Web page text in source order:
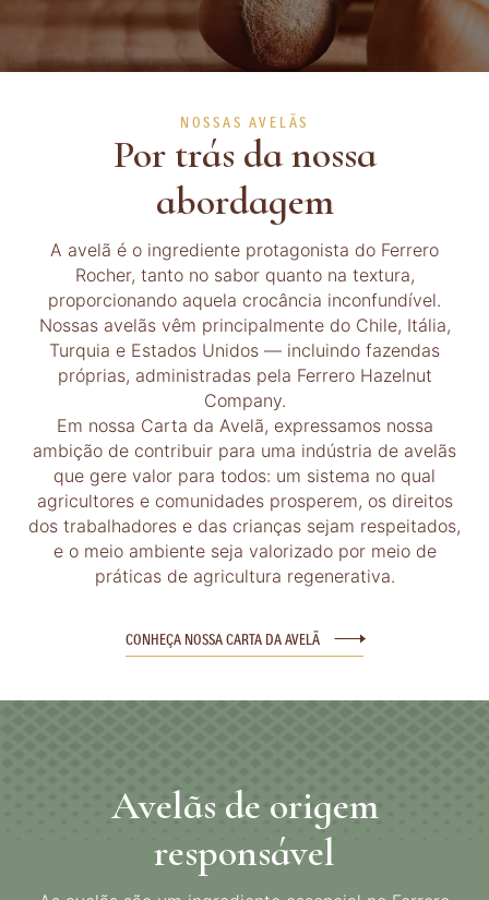
NOSSAS AVELÃS
Por trás da nossa
abordagem
A avelã é o ingrediente protagonista do Ferrero
Rocher, tanto no sabor quanto na textura,
proporcionando aquela crocância inconfundível.
Nossas avelãs vêm principalmente do Chile, Itália,
Turquia e Estados Unidos — incluindo fazendas
próprias, administradas pela Ferrero Hazelnut
Company.
Em nossa Carta da Avelã, expressamos nossa
ambição de contribuir para uma indústria de avelãs
que gere valor para todos: um sistema no qual
agricultores e comunidades prosperem, os direitos
dos trabalhadores e das crianças sejam respeitados,
e o meio ambiente seja valorizado por meio de
práticas de agricultura regenerativa.
CONHEÇA NOSSA CARTA DA AVELÃ
Avelãs de origem
responsável